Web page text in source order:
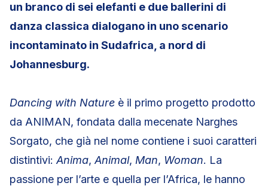
un branco di sei elefanti e due ballerini di
danza classica dialogano in uno scenario
incontaminato in Sudafrica, a nord di
Johannesburg.
Dancing with Nature è il primo progetto prodotto
da ANIMAN, fondata dalla mecenate Narghes
Sorgato, che già nel nome contiene i suoi caratteri
distintivi: Anima, Animal, Man, Woman. La
passione per l’arte e quella per l’Africa, le hanno